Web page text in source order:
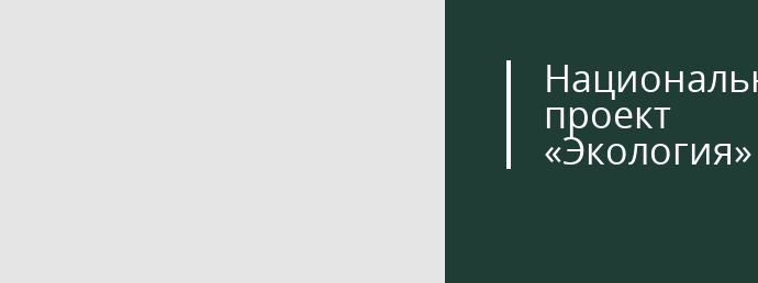
проект
«Экология»